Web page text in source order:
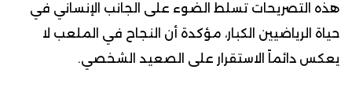
هذه التصريحات تسلط الضوء على الجانب الإنساني في
حياة الرياضيين الكبار، مؤكدة أن النجاح في الملعب لا
يعكس دائماً الاستقرار على الصعيد الشخصي.